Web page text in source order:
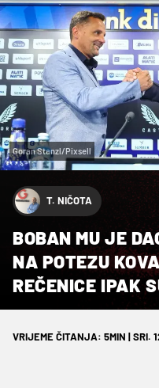
Goran Stanzl/Pixsell
T. NIČOTA
BOBAN MU JE
NA POTEZU
REČENICE IPAK
VRIJEME ČITANJA: 5MIN | SRI.